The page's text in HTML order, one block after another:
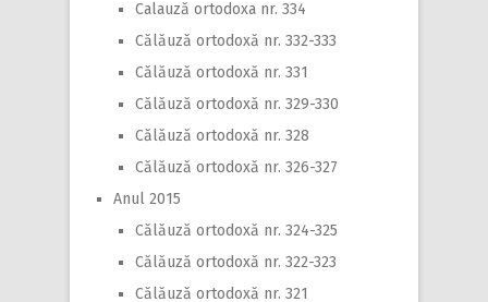
Calauză ortodoxa nr. 334
Călăuză ortodoxă nr. 332-333
Călăuză ortodoxă nr. 331
Călăuză ortodoxă nr. 329-330
Călăuză ortodoxă nr. 328
Călăuză ortodoxă nr. 326-327
Anul 2015
Călăuză ortodoxă nr. 324-325
Călăuză ortodoxă nr. 322-323
Călăuză ortodoxă nr. 321